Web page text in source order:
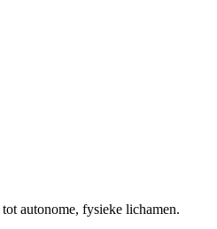
autonome, fysieke lichamen.